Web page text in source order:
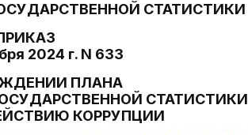
СТАТИСТИКИ
2024 г. N 633
ПЛАНА
СТАТИСТИКИ
КОРРУПЦИИ